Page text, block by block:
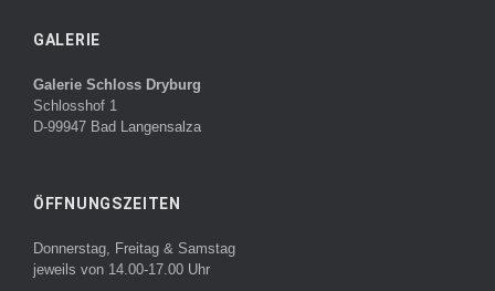
GALERIE
Galerie Schloss Dryburg
Schlosshof 1
D-99947 Bad Langensalza
ÖFFNUNGSZEITEN
Donnerstag, Freitag & Samstag
jeweils von 14.00-17.00 Uhr